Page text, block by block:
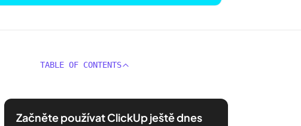
TABLE OF CONTENTS
Začněte používat ClickUp ještě dnes